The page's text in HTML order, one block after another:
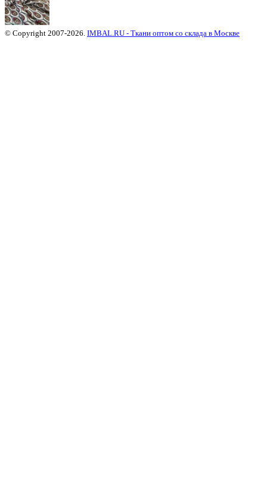
© Copyright 2007-2026. IMBAL.RU - Ткани оптом со склада в Москве